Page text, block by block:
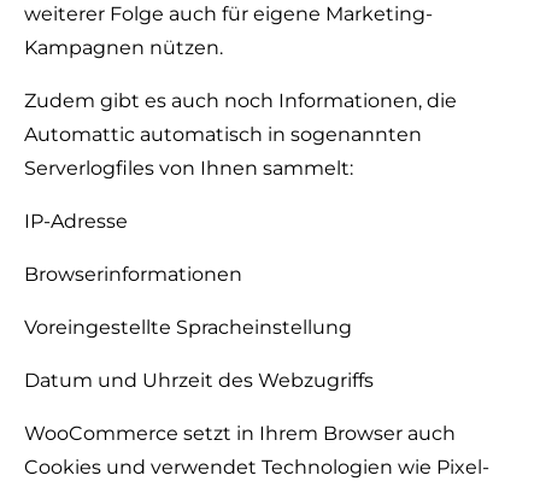
weiterer Folge auch für eigene Marketing-
Kampagnen nützen.
Zudem gibt es auch noch Informationen, die
Automattic automatisch in sogenannten
Serverlogfiles von Ihnen sammelt:
IP-Adresse
Browserinformationen
Voreingestellte Spracheinstellung
Datum und Uhrzeit des Webzugriffs
WooCommerce setzt in Ihrem Browser auch
Cookies und verwendet Technologien wie Pixel-